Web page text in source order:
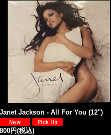
Janet Jackson - All For You (12'')
800円(税込)